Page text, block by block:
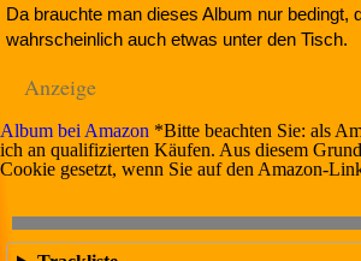
Da brauchte man dieses Album nur bedingt,
wahrscheinlich auch etwas unter den Tisch.
Anzeige
Album bei Amazon *Bitte beachten Sie: als
ich an qualifizierten Käufen. Aus diesem
Cookie gesetzt, wenn Sie auf den Amazon-